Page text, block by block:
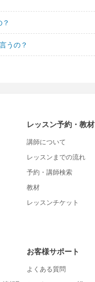
うの？
レッスン予約・教材
講師について
レッスンまでの流れ
予約・講師検索
教材
レッスンチケット
お客様サポート
よくある質問